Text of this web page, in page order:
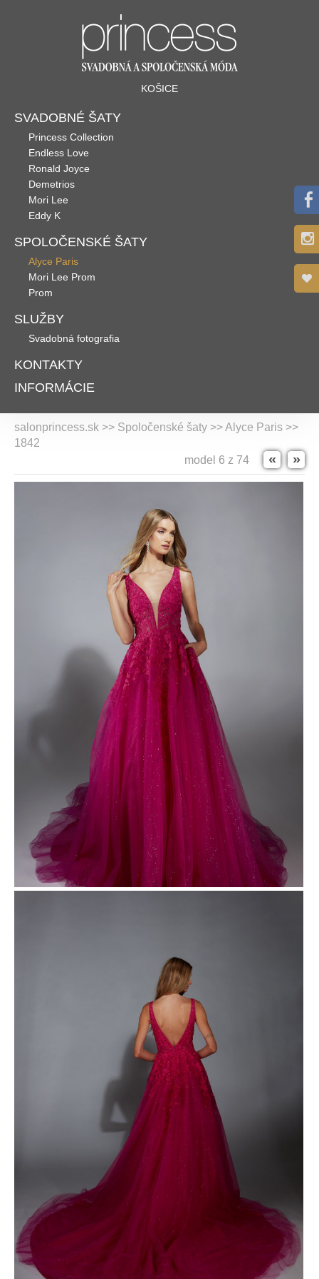
KOŠICE
SVADOBNÉ ŠATY
Princess Collection
Endless Love
Ronald Joyce
Demetrios
Mori Lee
Eddy K
SPOLOČENSKÉ ŠATY
Alyce Paris
Mori Lee Prom
Prom
SLUŽBY
Svadobná fotografia
KONTAKTY
INFORMÁCIE
salonprincess.sk >> Spoločenské šaty >>Alyce Paris >>
1842
»
«
model 6 z 74